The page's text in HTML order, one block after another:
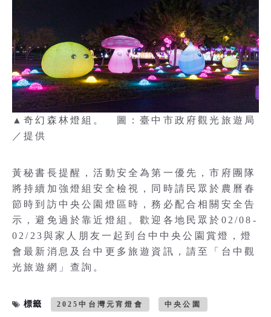
▲奇幻森林燈組。 圖：臺中市政府觀光旅遊局
／提供
黃秘書長提醒，活動安全為第一優先，市府團隊
將持續加強燈組安全檢視，同時請民眾於農曆春
節時到訪中央公園燈區時，務必配合相關安全告
示，避免過於靠近燈組。歡迎各地民眾於02/08-
02/23與家人朋友一起到台中中央公園賞燈，燈
會最新消息及台中更多旅遊資訊，請至「台中觀
光旅遊網」查詢。
標籤 2025中台灣元宵燈會 中央公園